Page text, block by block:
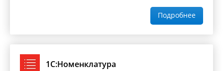
Подробнее
1С:Номенклатура